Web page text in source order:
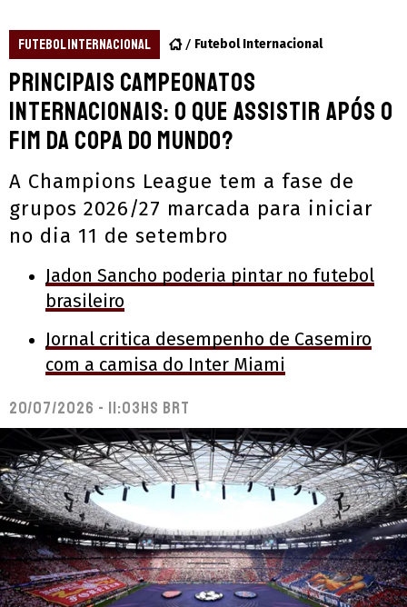
FUTEBOL INTERNACIONAL Futebol Internacional
Principais campeonatos
internacionais: o que assistir após o
fim da Copa do Mundo?
A Champions League tem a fase de
grupos 2026/27 marcada para iniciar
no dia 11 de setembro
Jadon Sancho poderia pintar no futebol
brasileiro
Jornal critica desempenho de Casemiro
com a camisa do Inter Miami
20/07/2026 - 11:03hs BRT